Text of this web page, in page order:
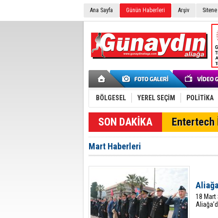
Ana Sayfa Günün Haberleri Arşiv
BÖLGESEL YEREL SEÇİM POLİTİKA
SON DAKİKA Entertech
Mart Haberleri
18 Mart